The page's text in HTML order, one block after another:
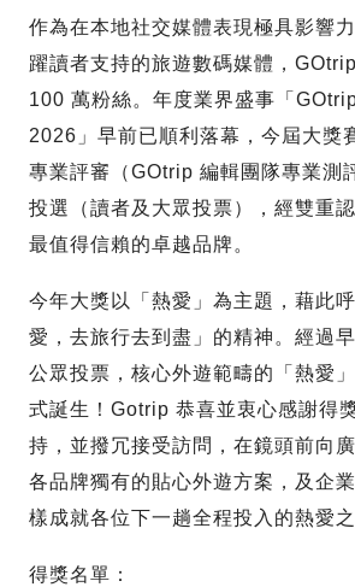
作為在本地社交媒體表現極具影響
躍讀者支持的旅遊數碼媒體，
100 萬粉絲。年度業界盛事「
2026」早前已順利落幕，今屆大獎
專業評審（GOtrip 編輯團隊專業測
投選（讀者及大眾投票），經雙重
最值得信賴的卓越品牌。
今年大獎以「熱愛」為主題，藉此
愛，去旅行去到盡」的精神。經過
公眾投票，核心外遊範疇的「熱愛
式誕生！Gotrip 恭喜並衷心感謝得
持，並撥冗接受訪問，在鏡頭前向
各品牌獨有的貼心外遊方案，及企
樣成就各位下一趟全程投入的熱愛之
得獎名單：